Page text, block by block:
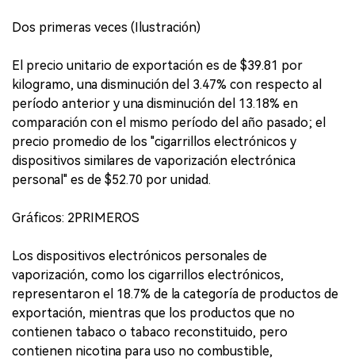
Dos primeras veces (Ilustración)
El precio unitario de exportación es de $39.81 por
kilogramo, una disminución del 3.47% con respecto al
período anterior y una disminución del 13.18% en
comparación con el mismo período del año pasado; el
precio promedio de los "cigarrillos electrónicos y
dispositivos similares de vaporización electrónica
personal" es de $52.70 por unidad.
Gráficos: 2PRIMEROS
Los dispositivos electrónicos personales de
vaporización, como los cigarrillos electrónicos,
representaron el 18.7% de la categoría de productos de
exportación, mientras que los productos que no
contienen tabaco o tabaco reconstituido, pero
contienen nicotina para uso no combustible,